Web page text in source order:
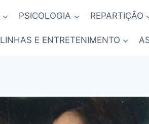
PSICOLOGIA REPARTIÇÃO
LINHAS E ENTRETENIMENTO